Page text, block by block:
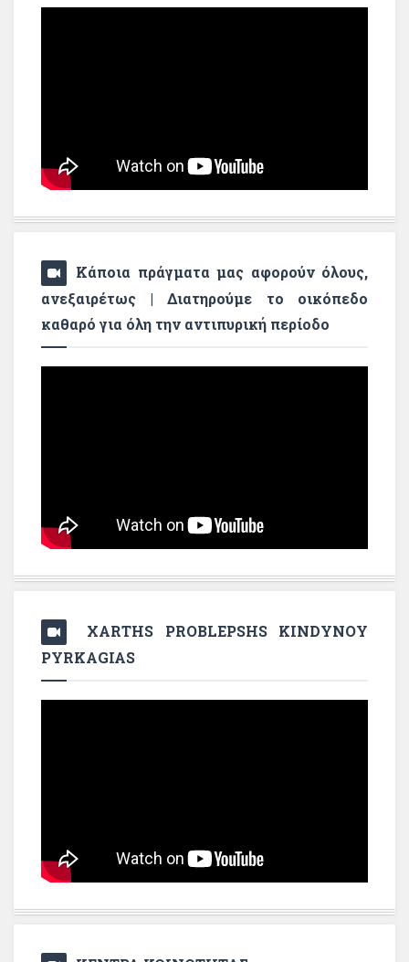
Κάποια πράγματα μας αφορούν όλους,
ανεξαιρέτως | Διατηρούμε το οικόπεδο
καθαρό για όλη την αντιπυρική περίοδο
XARTHS PROBLEPSHS KINDYNOY
PYRKAGIAS